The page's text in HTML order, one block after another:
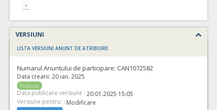
-
VERSIUNI
LISTA VERSIUNI ANUNT DE ATRIBUIRE
Numarul Anuntului de participare: CAN1072582
Data crearii: 20 ian. 2025
Publicat
Data publicare versiune : 20.01.2025 15:05
Versiune pentru: : Modificare